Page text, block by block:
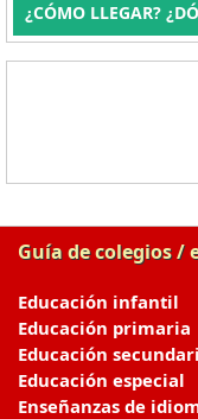
¿CÓMO LLEGAR?
Guía de colegios /
Educación infantil
Educación primaria
Educación
Educación especial
Enseñanzas de